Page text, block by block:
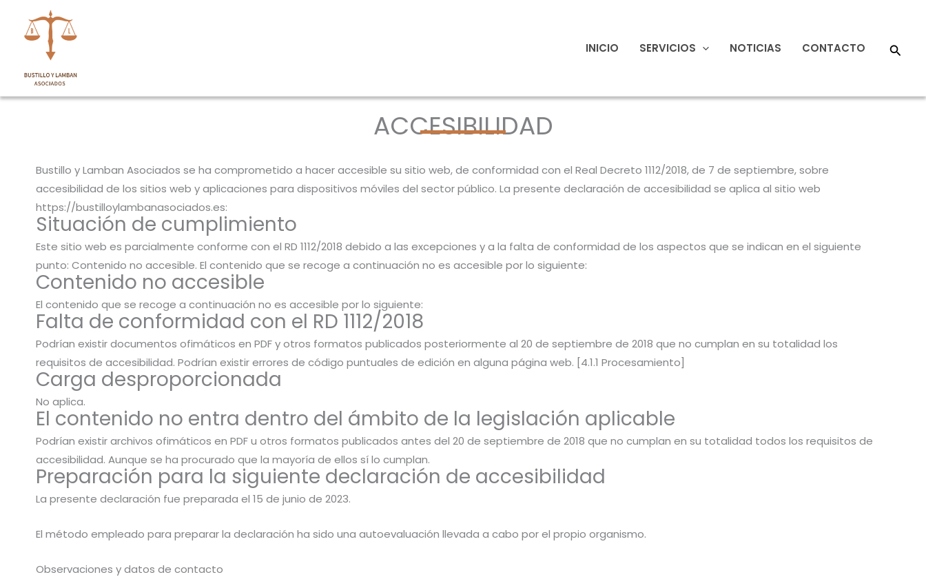
contenido
INICIO SERVICIOS NOTICIAS CONTACTO
ACCESIBILIDAD
Bustillo y Lamban Asociados se ha comprometido a hacer accesible su sitio web, de conformidad con el Real Decreto 1112/2018, de 7 de septiembre, sobre
accesibilidad de los sitios web y aplicaciones para dispositivos móviles del sector público. La presente declaración de accesibilidad se aplica al sitio web
https://bustilloylambanasociados.es:
Situación de cumplimiento
Este sitio web es parcialmente conforme con el RD 1112/2018 debido a las excepciones y a la falta de conformidad de los aspectos que se indican en el siguiente
punto: Contenido no accesible. El contenido que se recoge a continuación no es accesible por lo siguiente:
Contenido no accesible
El contenido que se recoge a continuación no es accesible por lo siguiente:
Falta de conformidad con el RD 1112/2018
Podrían existir documentos ofimáticos en PDF y otros formatos publicados posteriormente al 20 de septiembre de 2018 que no cumplan en su totalidad los
requisitos de accesibilidad. Podrían existir errores de código puntuales de edición en alguna página web. [4.1.1 Procesamiento]
Carga desproporcionada
No aplica.
El contenido no entra dentro del ámbito de la legislación aplicable
Podrían existir archivos ofimáticos en PDF u otros formatos publicados antes del 20 de septiembre de 2018 que no cumplan en su totalidad todos los requisitos de
accesibilidad. Aunque se ha procurado que la mayoría de ellos sí lo cumplan.
Preparación para la siguiente declaración de accesibilidad
La presente declaración fue preparada el 15 de junio de 2023.
El método empleado para preparar la declaración ha sido una autoevaluación llevada a cabo por el propio organismo.
Observaciones y datos de contacto